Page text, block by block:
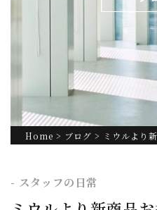
Home > ブログ > ミウルより
- スタッフの日常